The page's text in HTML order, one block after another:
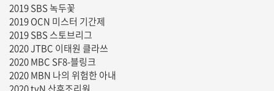
2019 SBS 녹두꽃
2019 OCN 미스터 기간제
2019 SBS 스토브리그
2020 JTBC 이태원 클라쓰
2020 MBC SF8-블링크
2020 MBN 나의 위험한 아내
2020 tvN 산후조리원